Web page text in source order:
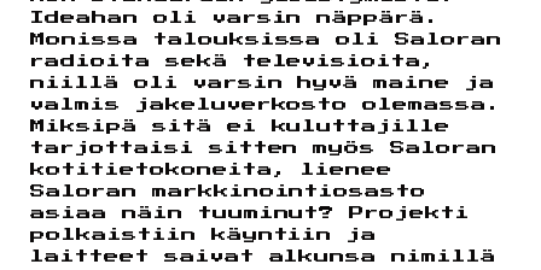
Ideahan oli varsin näppärä.
Monissa talouksissa oli Saloran
radioita sekä televisioita,
niillä oli varsin hyvä maine ja
valmis jakeluverkosto olemassa.
Miksipä sitä ei kuluttajille
tarjottaisi sitten myös Saloran
kotitietokoneita, lienee
Saloran markkinointiosasto
asiaa näin tuuminut? Projekti
polkaistiin käyntiin ja
laitteet saivat alkunsa nimillä